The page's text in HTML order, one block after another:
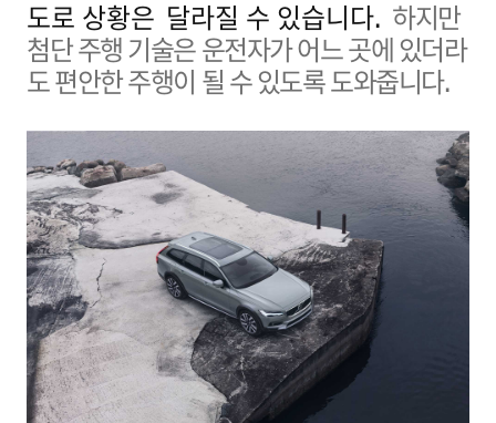
도로 상황은 달라질 수 있습니다. 하지만
첨단 주행 기술은 운전자가 어느 곳에 있더라
도 편안한 주행이 될 수 있도록 도와줍니다.